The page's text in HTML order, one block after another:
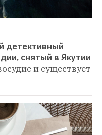
детективный
снятый в Якутии
и существует